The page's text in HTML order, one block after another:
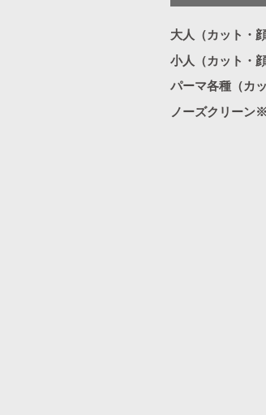
大人（カット・
小人（カット・
パーマ各種（カ
ノーズクリーン